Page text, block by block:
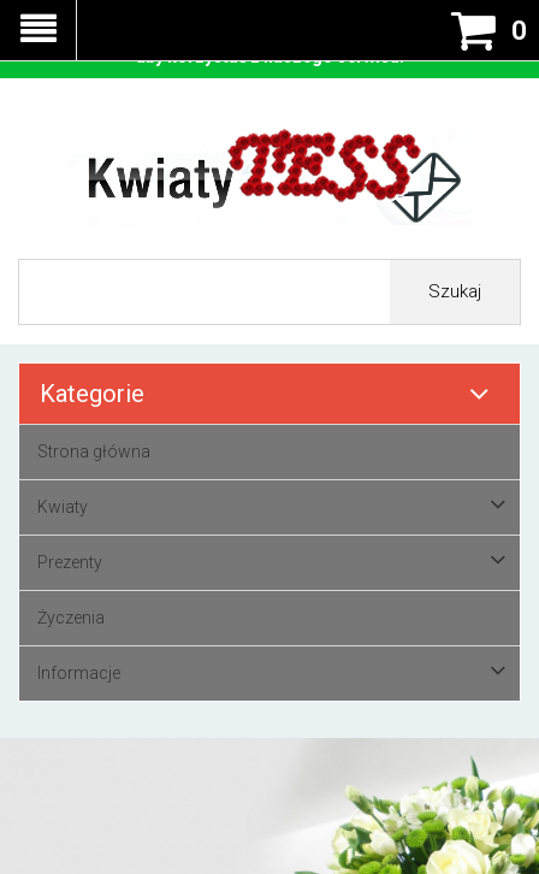
0
Szukaj
Kategorie
Strona główna
Kwiaty
Prezenty
Życzenia
Informacje
Nasza strona korzysta z cookies - czyli tzw ciastek w celu
prawidłowego działania. Zaakceptuj przyjmowanie cookies
aby korzystać z naszego serwisu.